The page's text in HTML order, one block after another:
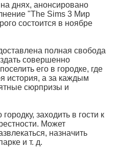
днях, анонсировано
"The Sims 3 Мир
состоится в ноябре
полная свобода
совершенно
его в городке, где
история, а за каждым
сюрпризы и
заходить в гости к
Может
назначить
и т. д.